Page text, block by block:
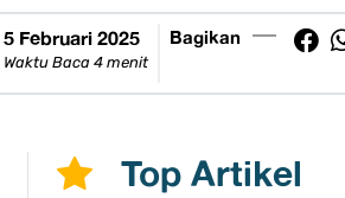
5 Februari 2025
Waktu Baca 4 menit
Bagikan
Top Artikel